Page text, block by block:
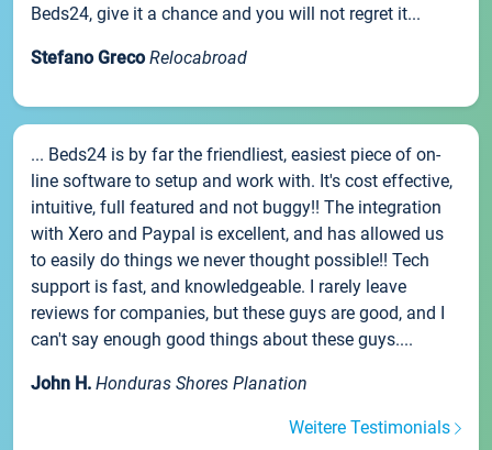
Beds24, give it a chance and you will not regret it...
Stefano Greco Relocabroad
... Beds24 is by far the friendliest, easiest piece of on-
line software to setup and work with. It's cost effective,
intuitive, full featured and not buggy!! The integration
with Xero and Paypal is excellent, and has allowed us
to easily do things we never thought possible!! Tech
support is fast, and knowledgeable. I rarely leave
reviews for companies, but these guys are good, and I
can't say enough good things about these guys....
John H. Honduras Shores Planation
Weitere Testimonials